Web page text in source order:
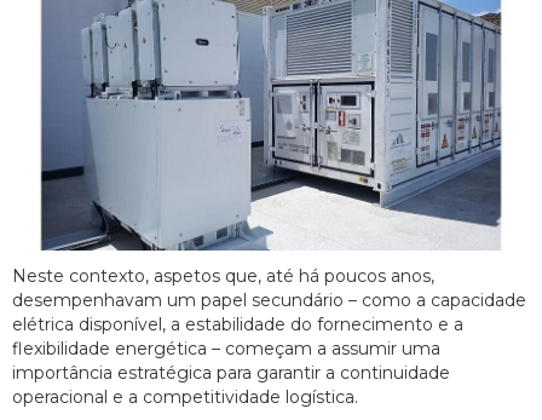
Neste contexto, aspetos que, até há poucos anos,
desempenhavam um papel secundário – como a capacidade
elétrica disponível, a estabilidade do fornecimento e a
flexibilidade energética – começam a assumir uma
importância estratégica para garantir a continuidade
operacional e a competitividade logística.